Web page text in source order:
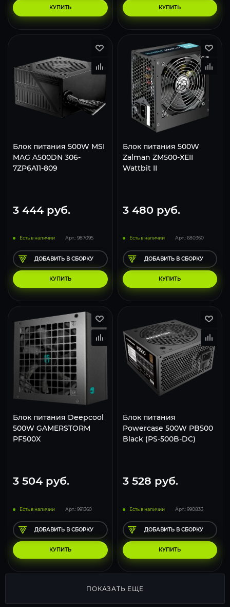
КУПИТЬ КУПИТЬ
Блок питания 500W MSI
MAG A500DN 306-
7ZP6A11-809
3 444 руб.
Есть в наличии Арт.: 987095
ДОБАВИТЬ В СБОРКУ
КУПИТЬ
Блок питания 500W
Zalman ZM500-XEII
Wattbit II
3 480руб.
Есть в наличии Арт.: 680360
ДОБАВИТЬ В СБОРКУ
КУПИТЬ
Блок питания Deepcool
500W GAMERSTORM
PF500X
3 504 руб.
Есть в наличии Арт.: 991360
ДОБАВИТЬ В СБОРКУ
КУПИТЬ
Блок питания
Powercase 500W PB500
Black (PS-500B-DC)
3 528 руб.
Есть в наличии Арт.: 990833
ДОБАВИТЬ В СБОРКУ
КУПИТЬ
ПОКАЗАТЬ ЕЩЕ